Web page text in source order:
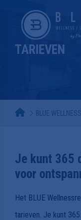
TARIEVEN
BLUE
Je kunt 365
voor
Het BLUE
tarieven. Je kunt